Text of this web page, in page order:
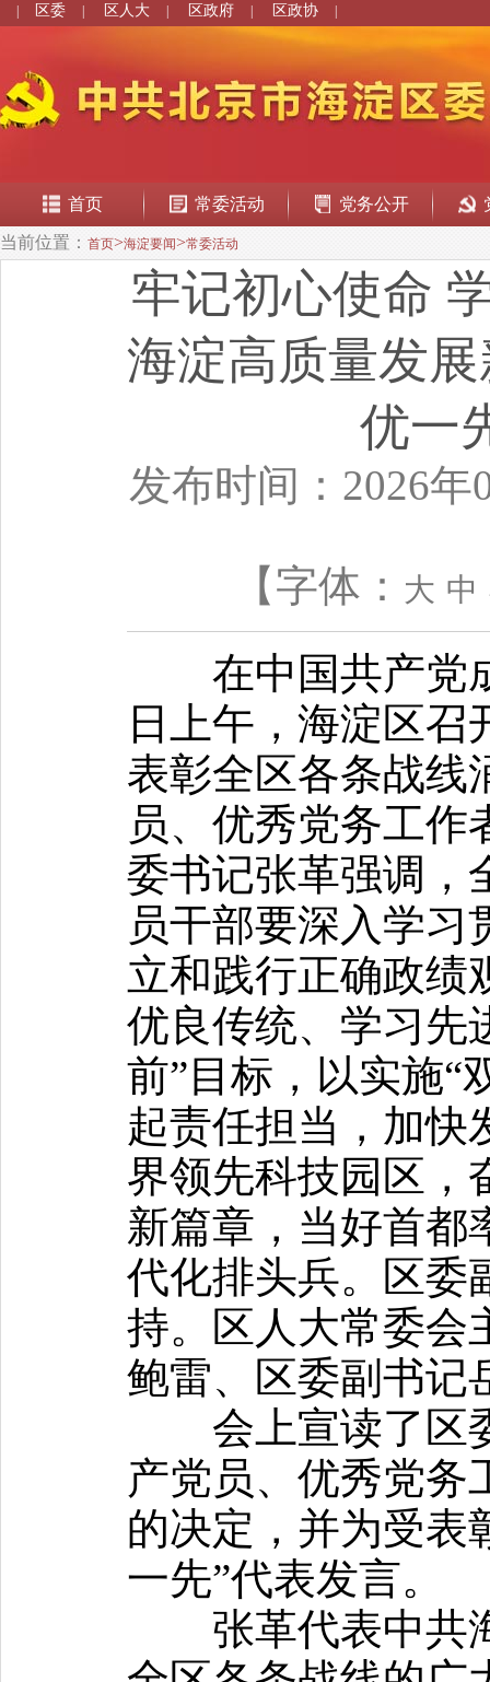
区委 区人大 区政府 区政协
首页 常委活动 党务公开
当前位置： 首页>海淀要闻>常委活动
牢记初心使命
海淀高质量发
优一
发布时间：2026年
【字体： 大 中
在中国共产党成
日上午，海淀区召
表彰全区各条战线
员、优秀党务工作
委书记张革强调，
员干部要深入学习
立和践行正确政绩
优良传统、学习先
前”目标，以实施“
起责任担当，加快
界领先科技园区，
新篇章，当好首都
代化排头兵。区委
持。区人大常委会
鲍雷、区委副书记
会上宣读了区
产党员、优秀党务
的决定，并为受表
一先”代表发言。
张革代表中共